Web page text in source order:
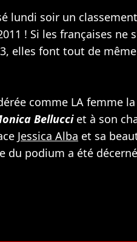
lundi soir un
! Si les françaises ne
elles font tout de
comme LA femme
Bellucciet à son
Jessica Alba et sa
du podium a été